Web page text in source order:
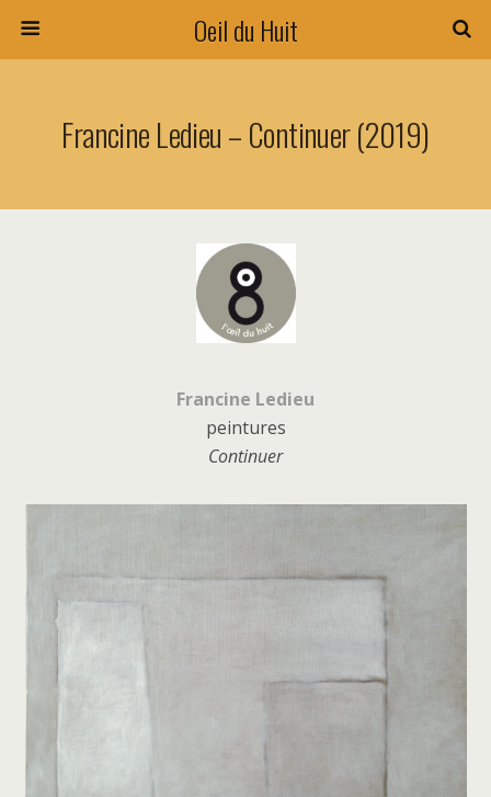
Oeil du Huit
Francine Ledieu – Continuer (2019)
Francine Ledieu
peintures
Continuer